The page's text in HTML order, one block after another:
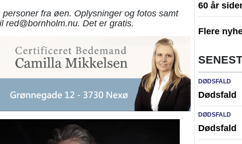
fra øen. Oplysninger og fotos samt
red@bornholm.nu. Det er gratis.
60 år
Flere
DØDSFALD
Dødsfald
DØDSFALD
Dødsfald